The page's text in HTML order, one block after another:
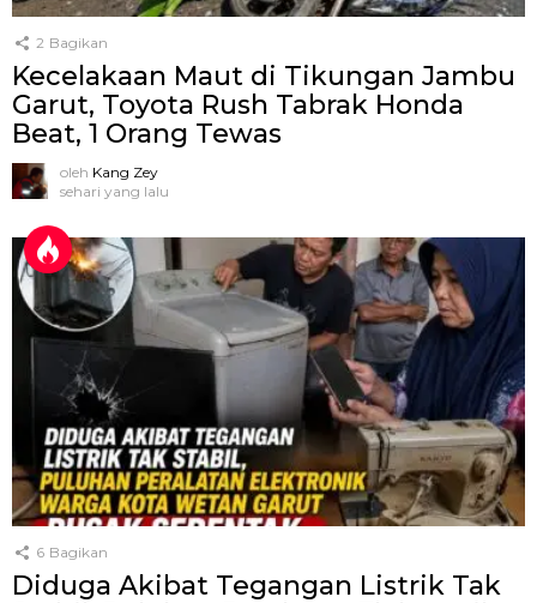
2 Bagikan
Kecelakaan Maut di Tikungan Jambu
Garut, Toyota Rush Tabrak Honda
Beat, 1 Orang Tewas
oleh Kang Zey
sehari yang lalu
6 Bagikan
Diduga Akibat Tegangan Listrik Tak